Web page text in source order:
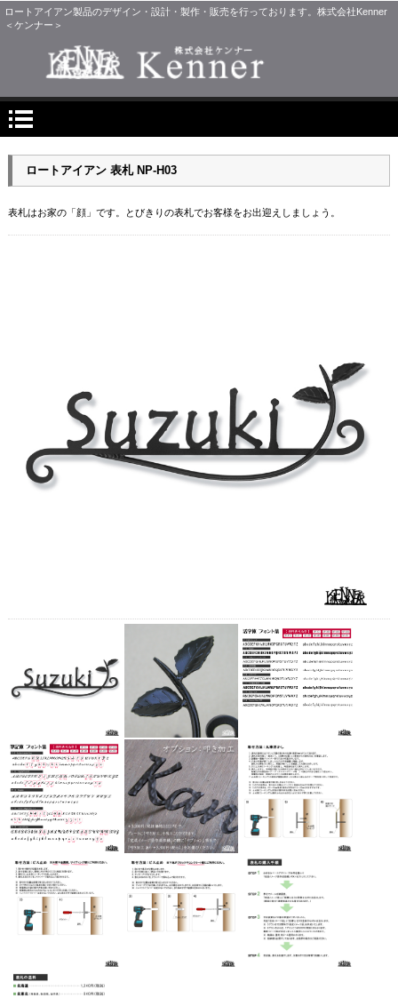
ロートアイアン製品のデザイン・設計・製作・販売を行っております。株式会社Kenner
＜ケンナー＞
ロートアイアン 表札 NP-H03
表札はお家の「顔」です。とびきりの表札でお客様をお出迎えしましょう。